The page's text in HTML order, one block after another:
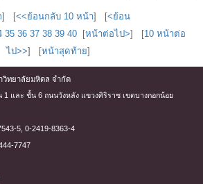
] [<<ย้อนกลับ 10 หน้า] [<ย้อน
35 36 37 38 39 40 [หน้าต่อไป>] [10 หน้าต่อ
ไป>>] [หน้าสุดท้าย]
ทยาลัยมหิดล จำกัด
และ ชั้น 6 ถนนวังหลัง แขวงศิริราช เขตบางกอกน้อย
5, 0-2419-8363-4
7747